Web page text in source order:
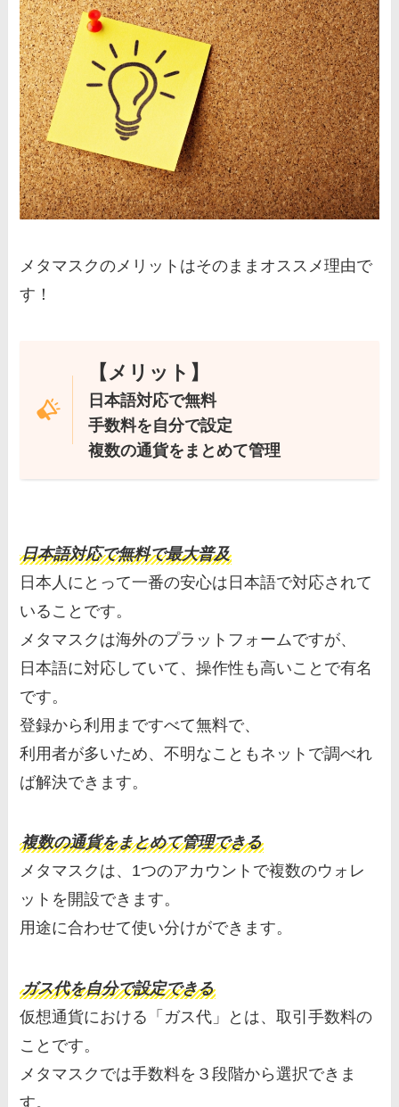
メタマスクのメリットはそのままオススメ理由で
す！
【メリット】
日本語対応で無料
手数料を自分で設定
複数の通貨をまとめて管理
日本語対応で無料で最大普及
日本人にとって一番の安心は日本語で対応されて
いることです。
メタマスクは海外のプラットフォームですが、
日本語に対応していて、操作性も高いことで有名
です。
登録から利用まですべて無料で、
利用者が多いため、不明なこともネットで調べれ
ば解決できます。
複数の通貨をまとめて管理できる
メタマスクは、1つのアカウントで複数のウォレ
ットを開設できます。
用途に合わせて使い分けができます。
ガス代を自分で設定できる
仮想通貨における「ガス代」とは、取引手数料の
ことです。
メタマスクでは手数料を３段階から選択できま
す。